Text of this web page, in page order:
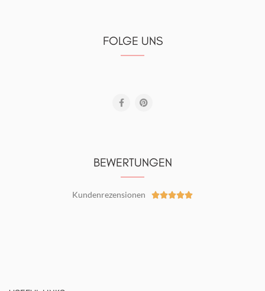
FOLGE UNS
BEWERTUNGEN
Kundenrezensionen 